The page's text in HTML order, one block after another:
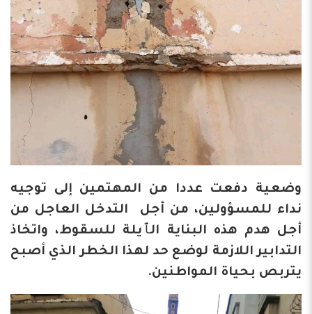
وضعية دفعت عددا من المهتمين إلى توجيه
نداء للمسؤولين، من أجل التدخل العاجل من
أجل هدم هذه البناية الٱيلة للسقوط، واتخاذ
التدابير اللازمة لوضع حد لهذا الخطر الذي أصبح
يتربص بحياة المواطنين.